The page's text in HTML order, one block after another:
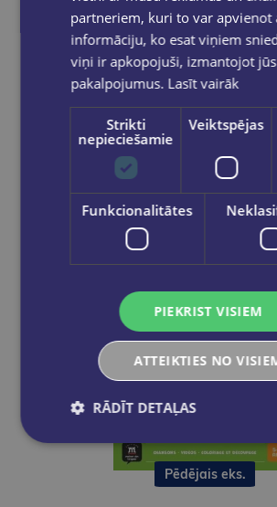
Defi
€16.90
Ielikt grozā
Pēdējais eks.
partneriem, kuri to var apvienot
informāciju, ko esat viņiem
viņi ir apkopojuši, izmantojot
pakalpojumus. Lasīt vairāk
Strikti
nepieciešamie
Veiktspējas
Funkcionalitātes
PIEKRIST VISIEM
ATTEIKTIES NO
RĀDĪT DETAĻAS